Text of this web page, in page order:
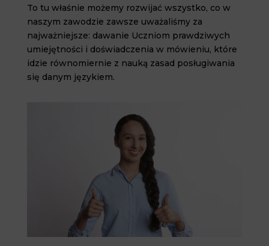
To tu właśnie możemy rozwijać wszystko, co w
naszym zawodzie zawsze uważaliśmy za
najważniejsze: dawanie Uczniom prawdziwych
umiejętności i doświadczenia w mówieniu, które
idzie równomiernie z nauką zasad posługiwania
się danym językiem.